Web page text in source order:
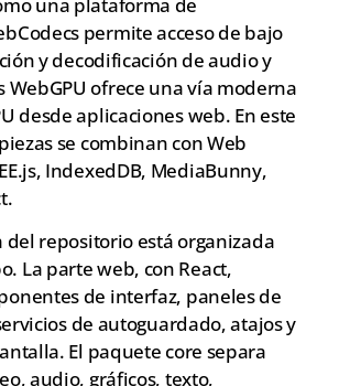
permite acceso de bajo
y decodificación de audio y
ofrece una vía moderna
desde aplicaciones web. En este
se combinan con Web
IndexedDB, MediaBunny,
repositorio está organizada
La parte web, con React,
de interfaz, paneles de
de autoguardado, atajos y
El paquete core separa
audio, gráficos, texto,